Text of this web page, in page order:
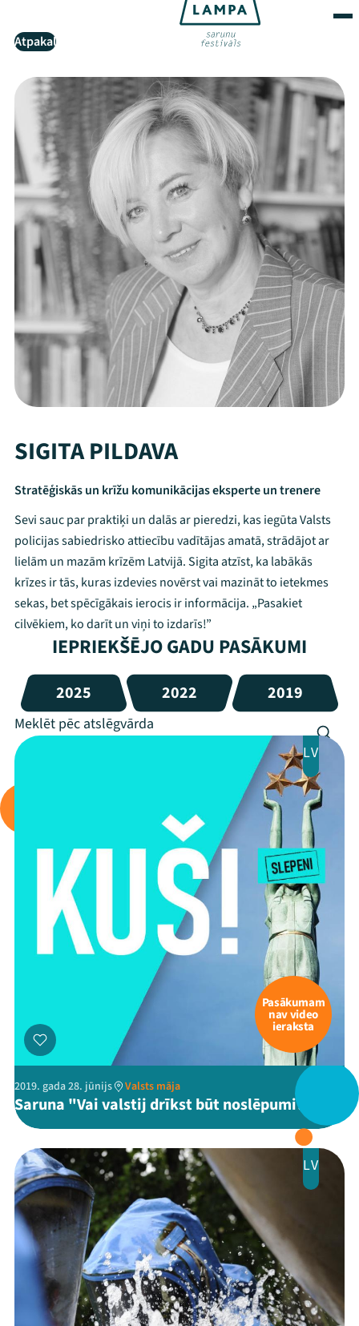
Mana programma
Festivāls
Programma
Arhīvs
Viņi bija LAMPĀ 2026
Jaunumi
Ziedo
Atpakaļ
SIGITA PILDAVA
Stratēģiskās un krīžu komunikācijas eksperte un trenere
Sevi sauc par praktiķi un dalās ar pieredzi, kas iegūta Valsts
policijas sabiedrisko attiecību vadītājas amatā, strādājot ar
lielām un mazām krīzēm Latvijā. Sigita atzīst, ka labākās
krīzes ir tās, kuras izdevies novērst vai mazināt to ietekmes
sekas, bet spēcīgākais ierocis ir informācija. „Pasakiet
cilvēkiem, ko darīt un viņi to izdarīs!”
IEPRIEKŠĒJO GADU PASĀKUMI
2025 2022 2019
LV
Pasākumam
nav video
ieraksta
2019. gada 28. jūnijs Valsts māja
Saruna "Vai valstij drīkst būt noslēpumi?"
LV